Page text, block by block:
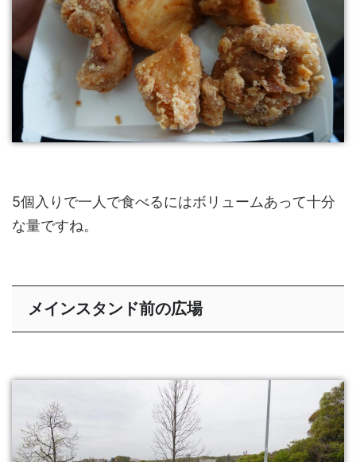
5個入りで一人で食べるにはボリュームあって十分
な量ですね。
メインスタンド前の広場